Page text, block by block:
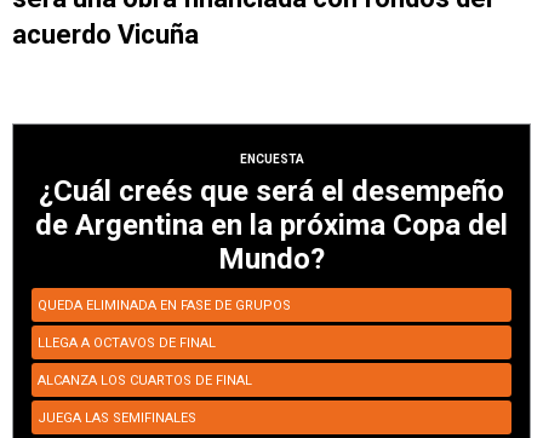
acuerdo Vicuña
ENCUESTA
¿Cuál creés que será el desempeño
de Argentina en la próxima Copa del
Mundo?
QUEDA ELIMINADA EN FASE DE GRUPOS
LLEGA A OCTAVOS DE FINAL
ALCANZA LOS CUARTOS DE FINAL
JUEGA LAS SEMIFINALES